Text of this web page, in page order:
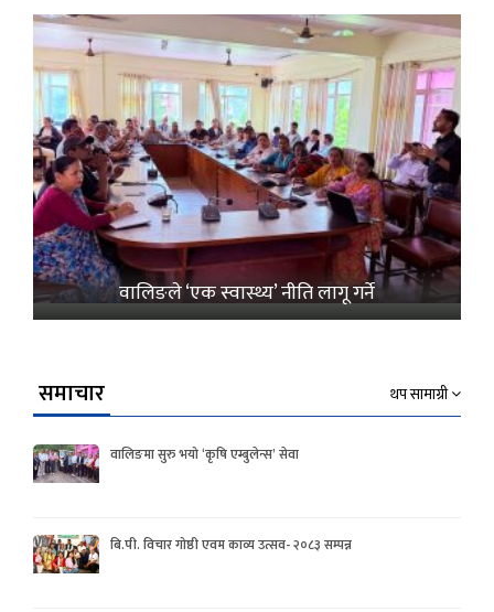
वालिङले ‘एक स्वास्थ्य’ नीति लागू गर्ने
समाचार थप सामाग्री
वालिङमा सुरु भयो ‘कृषि एम्बुलेन्स’ सेवा
बि.पी. विचार गोष्ठी एवम काव्य उत्सव- २०८३ सम्पन्न